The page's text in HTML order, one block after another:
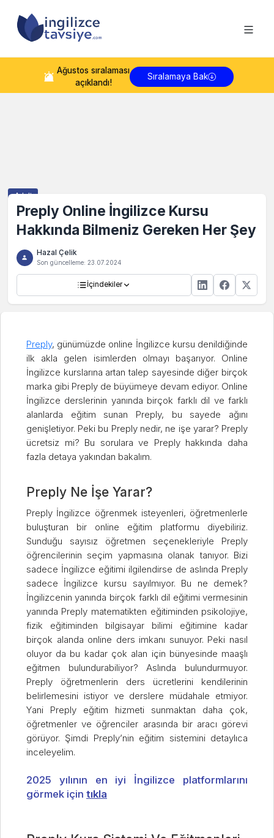
Ağustos sıralaması
açıklandı!
Sıralamaya Bak
Adult
Preply Online İngilizce Kursu
Hakkında Bilmeniz Gereken Her Şey
Hazal Çelik
Son güncelleme:23.07.2024
İçindekiler
Preply, günümüzde online İngilizce kursu denildiğinde
ilk akla gelen isimlerden olmayı başarıyor. Online
İngilizce kurslarına artan talep sayesinde diğer birçok
marka gibi Preply de büyümeye devam ediyor. Online
İngilizce derslerinin yanında birçok farklı dil ve farklı
alanlarda eğitim sunan Preply, bu sayede ağını
genişletiyor. Peki bu Preply nedir, ne işe yarar? Preply
ücretsiz mi? Bu sorulara ve Preply hakkında daha
fazla detaya yakından bakalım.
Preply Ne İşe Yarar?
Preply İngilizce öğrenmek isteyenleri, öğretmenlerle
buluşturan bir online eğitim platformu diyebiliriz.
Sunduğu sayısız öğretmen seçenekleriyle Preply
öğrencilerinin seçim yapmasına olanak tanıyor. Bizi
sadece İngilizce eğitimi ilgilendirse de aslında Preply
sadece İngilizce kursu sayılmıyor. Bu ne demek?
İngilizcenin yanında birçok farklı dil eğitimi vermesinin
yanında Preply matematikten eğitiminden psikolojiye,
fizik eğitiminden bilgisayar bilimi eğitimine kadar
birçok alanda online ders imkanı sunuyor. Peki nasıl
oluyor da bu kadar çok alan için bünyesinde maaşlı
eğitmen bulundurabiliyor? Aslında bulundurmuyor.
Preply öğretmenlerin ders ücretlerini kendilerinin
belirlemesini istiyor ve derslere müdahale etmiyor.
Yani Preply eğitim hizmeti sunmaktan daha çok,
öğretmenler ve öğrenciler arasında bir aracı görevi
görüyor. Şimdi Preply’nin eğitim sistemini detaylıca
inceleyelim.
2025 yılının en iyi İngilizce platformlarını
görmek için tıkla